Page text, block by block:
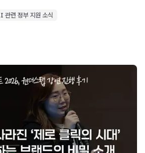
세요.
관련 정부 지원 소식